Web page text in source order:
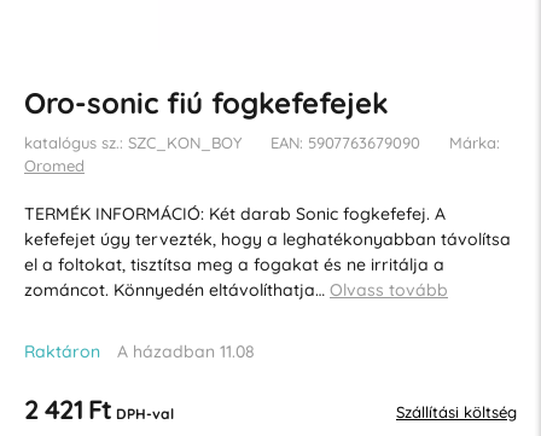
Oro-sonic fiú fogkefefejek
katalógus sz.: SZC_KON_BOY EAN: 5907763679090
Márka:
Oromed
TERMÉK INFORMÁCIÓ: Két darab Sonic fogkefefej. A
kefefejet úgy tervezték, hogy a leghatékonyabban távolítsa
el a foltokat, tisztítsa meg a fogakat és ne irritálja a
zománcot. Könnyedén eltávolíthatja… Olvass tovább
Raktáron A házadban 11.08
2 421 Ft DPH-val Szállítási költség